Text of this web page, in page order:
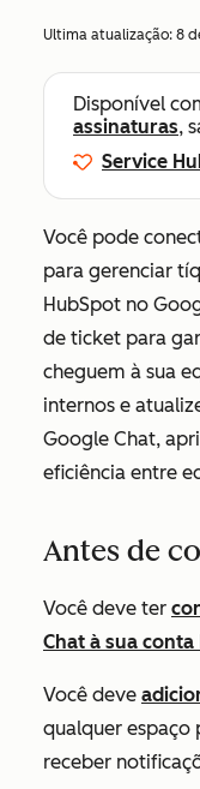
Ultima atualização: 8
Disponível
assinaturas,
Service
Você pode
para gerenciar
HubSpot no
de ticket para
cheguem à sua
internos e
Google Chat,
eficiência entre
Antes de
Você deve ter
Chat à sua conta
Você deve
qualquer espaço
receber